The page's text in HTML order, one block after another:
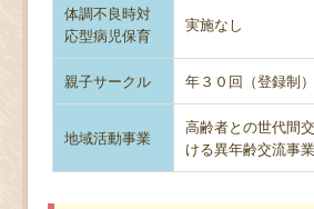
体調不良時対
応型病児保育
実施なし
親子サークル 年３０回（登録制）
地域活動事業
高齢者との世代間
ける異年齢交流事